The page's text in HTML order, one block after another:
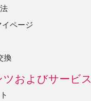
ページ
換
ツおよびサービス